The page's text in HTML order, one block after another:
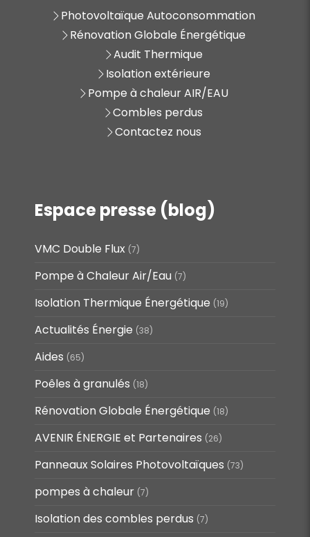
Photovoltaïque Autoconsommation
Rénovation Globale Énergétique
Audit Thermique
Isolation extérieure
Pompe à chaleur AIR/EAU
Combles perdus
Contactez nous
Espace presse (blog)
VMC Double Flux (7)
Pompe à Chaleur Air/Eau (7)
Isolation Thermique Énergétique (19)
Actualités Énergie (38)
Aides (65)
Poêles à granulés (18)
Rénovation Globale Énergétique (18)
AVENIR ÉNERGIE et Partenaires (26)
Panneaux Solaires Photovoltaïques (73)
pompes à chaleur (7)
Isolation des combles perdus (7)